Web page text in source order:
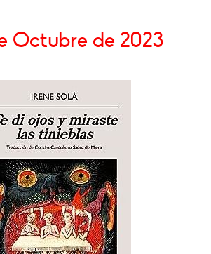
Octubre de 2023